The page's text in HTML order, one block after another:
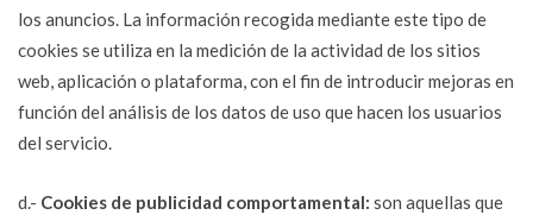
los anuncios. La información recogida mediante este tipo de
cookies se utiliza en la medición de la actividad de los sitios
web, aplicación o plataforma, con el fin de introducir mejoras en
función del análisis de los datos de uso que hacen los usuarios
del servicio.
d.- Cookies de publicidad comportamental: son aquellas que